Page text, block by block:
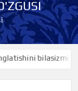
bilasizmi